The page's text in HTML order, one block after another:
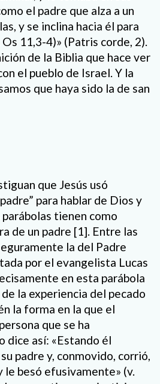
el padre que alza a un
y se inclina hacia él para
11,3-4)» (Patris corde, 2).
de la Biblia que hace ver
el pueblo de Israel. Y la
que haya sido la de san
que Jesús usó
para hablar de Dios y
tienen como
de un padre [1]. Entre las
la del Padre
por el evangelista Lucas
en esta parábola
la experiencia del pecado
la forma en la que el
que se ha
dice así: «Estando él
padre y, conmovido, corrió,
le besó efusivamente» (v.